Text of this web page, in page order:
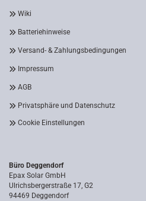
Wiki
Batteriehinweise
Versand- & Zahlungsbedingungen
Impressum
AGB
Privatsphäre und Datenschutz
Cookie Einstellungen
Büro Deggendorf
Epax Solar GmbH
Ulrichsbergerstraße 17, G2
94469 Deggendorf